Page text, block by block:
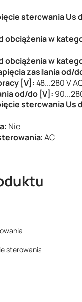
sterowania Us
obciążenia w
obciążenia w
zasilania od/
[V]:48...280 V
od/do [V]:
sterowania Us
Nie
AC
sterowania